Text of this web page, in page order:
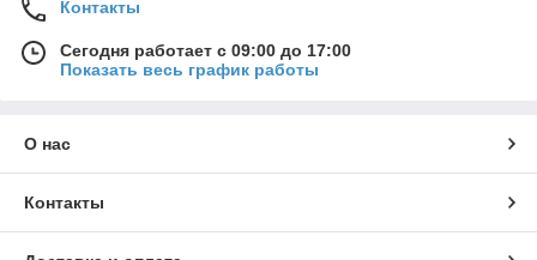
Контакты
Сегодня работает с 09:00 до 17:00
Показать весь график работы
О нас
Контакты